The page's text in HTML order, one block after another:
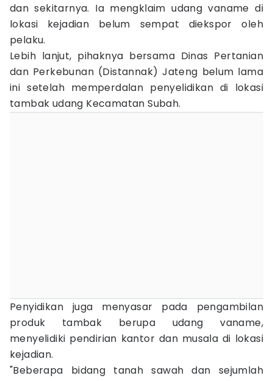
dan sekitarnya. Ia mengklaim udang vaname di
lokasi kejadian belum sempat diekspor oleh
pelaku.
Lebih lanjut, pihaknya bersama Dinas Pertanian
dan Perkebunan (Distannak) Jateng belum lama
ini setelah memperdalan penyelidikan di lokasi
tambak udang Kecamatan Subah.
Penyidikan juga menyasar pada pengambilan
produk tambak berupa udang vaname,
menyelidiki pendirian kantor dan musala di lokasi
kejadian.
"Beberapa bidang tanah sawah dan sejumlah